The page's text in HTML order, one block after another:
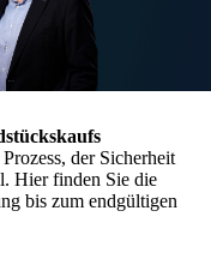
der Sicherheit
Hier finden Sie die
bis zum endgültigen